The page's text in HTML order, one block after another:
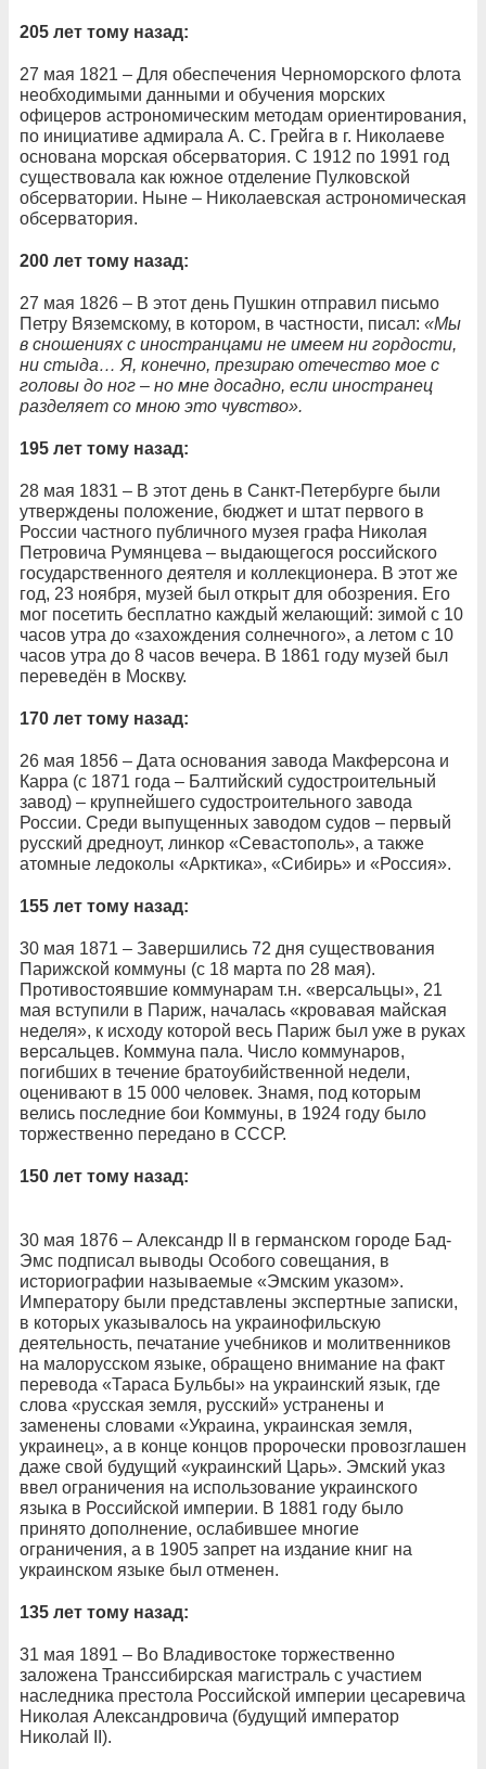
205 лет тому назад:
27 мая 1821 – Для обеспечения Черноморского флота
необходимыми данными и обучения морских
офицеров астрономическим методам ориентирования,
по инициативе адмирала А. С. Грейга в г. Николаеве
основана морская обсерватория. С 1912 по 1991 год
существовала как южное отделение Пулковской
обсерватории. Ныне – Николаевская астрономическая
обсерватория.
200 лет тому назад:
27 мая 1826 – В этот день Пушкин отправил письмо
Петру Вяземскому, в котором, в частности, писал: «Мы
в сношениях с иностранцами не имеем ни гордости,
ни стыда… Я, конечно, презираю отечество мое с
головы до ног – но мне досадно, если иностранец
разделяет со мною это чувство».
195 лет тому назад:
28 мая 1831 – В этот день в Санкт-Петербурге были
утверждены положение, бюджет и штат первого в
России частного публичного музея графа Николая
Петровича Румянцева – выдающегося российского
государственного деятеля и коллекционера. В этот же
год, 23 ноября, музей был открыт для обозрения. Его
мог посетить бесплатно каждый желающий: зимой с 10
часов утра до «захождения солнечного», а летом с 10
часов утра до 8 часов вечера. В 1861 году музей был
переведён в Москву.
170 лет тому назад:
26 мая 1856 – Дата основания завода Макферсона и
Карра (с 1871 года – Балтийский судостроительный
завод) – крупнейшего судостроительного завода
России. Среди выпущенных заводом судов – первый
русский дредноут, линкор «Севастополь», а также
атомные ледоколы «Арктика», «Сибирь» и «Россия».
155 лет тому назад:
30 мая 1871 – Завершились 72 дня существования
Парижской коммуны (с 18 марта по 28 мая).
Противостоявшие коммунарам т.н. «версальцы», 21
мая вступили в Париж, началась «кровавая майская
неделя», к исходу которой весь Париж был уже в руках
версальцев. Коммуна пала. Число коммунаров,
погибших в течение братоубийственной недели,
оценивают в 15 000 человек. Знамя, под которым
велись последние бои Коммуны, в 1924 году было
торжественно передано в СССР.
150 лет тому назад:
30 мая 1876 – Александр II в германском городе Бад-
Эмс подписал выводы Особого совещания, в
историографии называемые «Эмским указом».
Императору были представлены экспертные записки,
в которых указывалось на украинофильскую
деятельность, печатание учебников и молитвенников
на малорусском языке, обращено внимание на факт
перевода «Тараса Бульбы» на украинский язык, где
слова «русская земля, русский» устранены и
заменены словами «Украина, украинская земля,
украинец», а в конце концов пророчески провозглашен
даже свой будущий «украинский Царь». Эмский указ
ввел ограничения на использование украинского
языка в Российской империи. В 1881 году было
принято дополнение, ослабившее многие
ограничения, а в 1905 запрет на издание книг на
украинском языке был отменен.
135 лет тому назад:
31 мая 1891 – Во Владивостоке торжественно
заложена Транссибирская магистраль с участием
наследника престола Российской империи цесаревича
Николая Александровича (будущий император
Николай II).